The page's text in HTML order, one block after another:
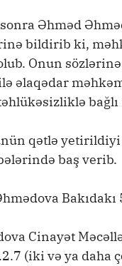
Əhməd
bildirib ki,
Onun
əlaqədar
qətlə yetirildiyi
baş verib.
Cinayət
(iki və ya daha